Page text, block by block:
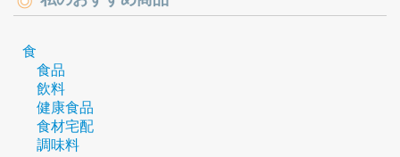
食
食品
飲料
健康食品
食材宅配
調味料